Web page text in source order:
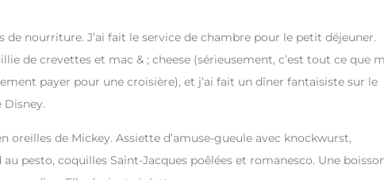
nourriture. J’ai fait le service de chambre pour le petit déjeuner.
de crevettes et mac & ; cheese (sérieusement, c’est tout ce que
payer pour une croisière), et j’ai fait un dîner fantaisiste sur le
oreilles de Mickey. Assiette d’amuse-gueule avec knockwurst,
pesto, coquilles Saint-Jacques poêlées et romanesco. Une